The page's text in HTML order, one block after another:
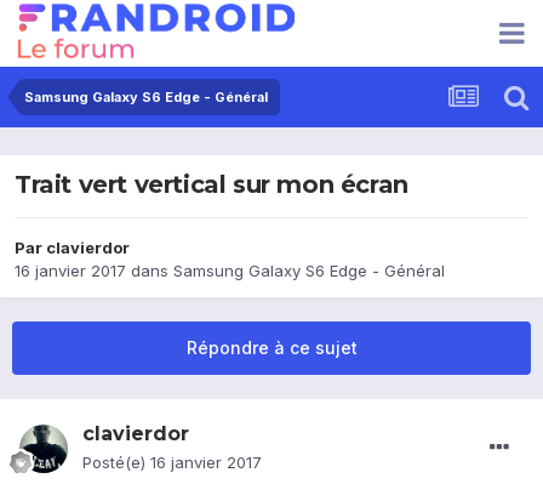
Samsung Galaxy S6 Edge - Général
Trait vert vertical sur mon écran
Par clavierdor
16 janvier 2017 dans Samsung Galaxy S6 Edge - Général
Répondre à ce sujet
clavierdor
Posté(e) 16 janvier 2017